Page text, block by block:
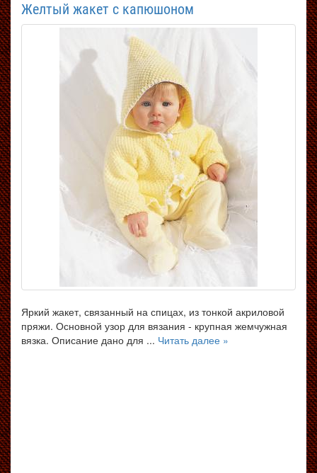
Желтый жакет с капюшоном
Яркий жакет, связанный на спицах, из тонкой акриловой
пряжи. Основной узор для вязания - крупная жемчужная
вязка. Описание дано для ... Читать далее »